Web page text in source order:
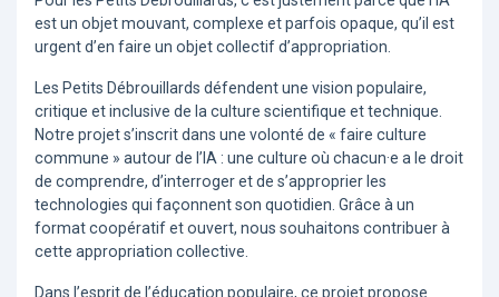
est un objet mouvant, complexe et parfois opaque, qu’il est
urgent d’en faire un objet collectif d’appropriation.
Les Petits Débrouillards défendent une vision populaire,
critique et inclusive de la culture scientifique et technique.
Notre projet s’inscrit dans une volonté de « faire culture
commune » autour de l’IA : une culture où chacun·e a le droit
de comprendre, d’interroger et de s’approprier les
technologies qui façonnent son quotidien. Grâce à un
format coopératif et ouvert, nous souhaitons contribuer à
cette appropriation collective.
Dans l’esprit de l’éducation populaire, ce projet propose